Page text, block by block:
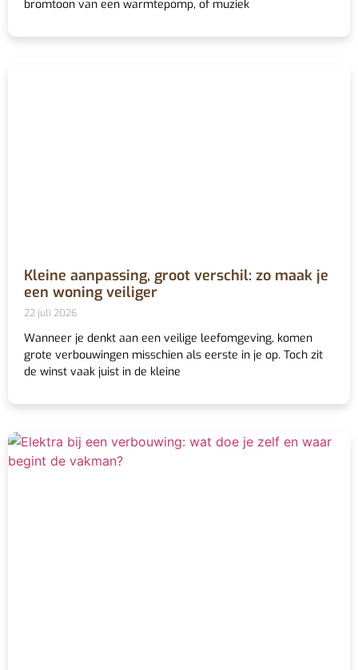
bromtoon van een warmtepomp, of muziek
Kleine aanpassing, groot verschil: zo maak je
een woning veiliger
22 juli 2026
Wanneer je denkt aan een veilige leefomgeving, komen
grote verbouwingen misschien als eerste in je op. Toch zit
de winst vaak juist in de kleine